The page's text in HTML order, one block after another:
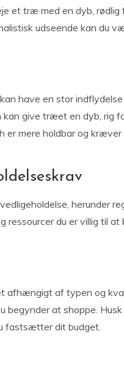
et træ med en dyb,
udseende kan du
have en stor
kan give træet en dyb, rig
er mere holdbar og
herunder
ressourcer du er villig til at
afhængigt af typen og
begynder at shoppe.
fastsætter dit budget.